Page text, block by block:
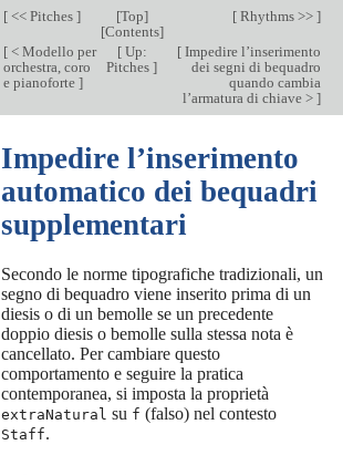
[<< Pitches ] [Top]
[Contents]
[Rhythms >> ]
[< Modello per
orchestra, coro
e pianoforte ]
[Up:
Pitches]
[Impedire l’inserimento
dei segni di bequadro
quando cambia
l’armatura di chiave > ]
Impedire l’inserimento
automatico dei bequadri
supplementari
Secondo le norme tipografiche tradizionali, un
segno di bequadro viene inserito prima di un
diesis o di un bemolle se un precedente
doppio diesis o bemolle sulla stessa nota è
cancellato. Per cambiare questo
comportamento e seguire la pratica
contemporanea, si imposta la proprietà
extraNatural su f (falso) nel contesto
Staff.